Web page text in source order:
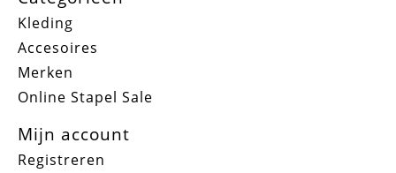
Kleding
Accesoires
Merken
Online Stapel Sale
Mijn account
Registreren